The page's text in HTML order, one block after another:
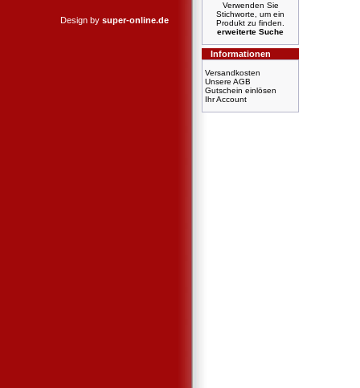
Design by super-online.de
Verwenden Sie
Stichworte, um ein
Produkt zu finden.
erweiterte Suche
Informationen
Versandkosten
Unsere AGB
Gutschein einlösen
Ihr Account